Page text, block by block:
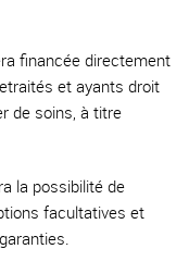
financée directement
et ayants droit
de soins, à titre
la possibilité de
facultatives et